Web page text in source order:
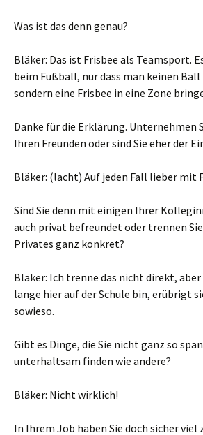
Was ist das denn genau?
Bläker: Das ist Frisbee als Teamsport.
beim Fußball, nur dass man keinen
sondern eine Frisbee in eine Zone
Danke für die Erklärung. Unternehmen
Ihren Freunden oder sind Sie eher der
Bläker: (lacht) Auf jeden Fall lieber mit
Sind Sie denn mit einigen Ihrer
auch privat befreundet oder trennen
Privates ganz konkret?
Bläker: Ich trenne das nicht direkt,
lange hier auf der Schule bin, erübrigt
sowieso.
Gibt es Dinge, die Sie nicht ganz so
unterhaltsam finden wie andere?
Bläker: Nicht wirklich!
In Ihrem Job haben Sie doch sicher viel